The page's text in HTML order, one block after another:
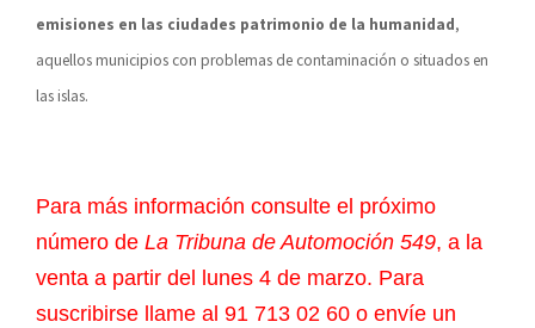
emisiones en las ciudades patrimonio de la humanidad,
aquellos municipios con problemas de contaminación o situados en
las islas.
Para más información consulte el próximo
número de La Tribuna de Automoción 549, a la
venta a partir del lunes 4 de marzo. Para
suscribirse llame al 91 713 02 60 o envíe un